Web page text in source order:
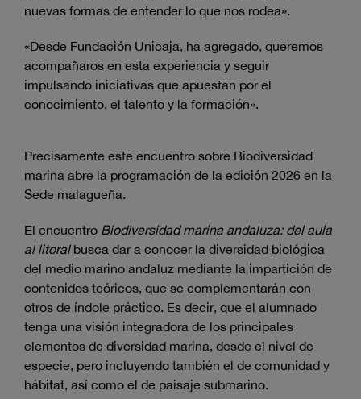
nuevas formas de entender lo que nos rodea».
«Desde Fundación Unicaja, ha agregado, queremos
acompañaros en esta experiencia y seguir
impulsando iniciativas que apuestan por el
conocimiento, el talento y la formación».
Precisamente este encuentro sobre Biodiversidad
marina abre la programación de la edición 2026 en la
Sede malagueña.
El encuentro Biodiversidad marina andaluza: del aula
al litoralbusca dar a conocer la diversidad biológica
del medio marino andaluz mediante la impartición de
contenidos teóricos, que se complementarán con
otros de índole práctico. Es decir, que el alumnado
tenga una visión integradora de los principales
elementos de diversidad marina, desde el nivel de
especie, pero incluyendo también el de comunidad y
hábitat, así como el de paisaje submarino.